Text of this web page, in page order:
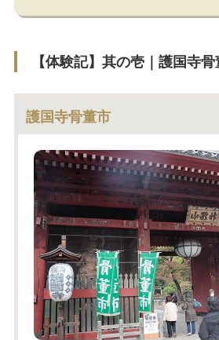
【体験記】其の壱｜護国寺
護国寺骨董市